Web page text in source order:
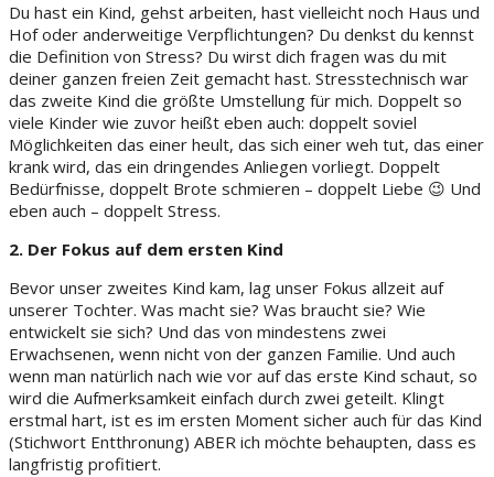
Du hast ein Kind, gehst arbeiten, hast vielleicht noch Haus und
Hof oder anderweitige Verpflichtungen? Du denkst du kennst
die Definition von Stress? Du wirst dich fragen was du mit
deiner ganzen freien Zeit gemacht hast. Stresstechnisch war
das zweite Kind die größte Umstellung für mich. Doppelt so
viele Kinder wie zuvor heißt eben auch: doppelt soviel
Möglichkeiten das einer heult, das sich einer weh tut, das einer
krank wird, das ein dringendes Anliegen vorliegt. Doppelt
Bedürfnisse, doppelt Brote schmieren – doppelt Liebe 😉 Und
eben auch – doppelt Stress.
2. Der Fokus auf dem ersten Kind
Bevor unser zweites Kind kam, lag unser Fokus allzeit auf
unserer Tochter. Was macht sie? Was braucht sie? Wie
entwickelt sie sich? Und das von mindestens zwei
Erwachsenen, wenn nicht von der ganzen Familie. Und auch
wenn man natürlich nach wie vor auf das erste Kind schaut, so
wird die Aufmerksamkeit einfach durch zwei geteilt. Klingt
erstmal hart, ist es im ersten Moment sicher auch für das Kind
(Stichwort Entthronung) ABER ich möchte behaupten, dass es
langfristig profitiert.